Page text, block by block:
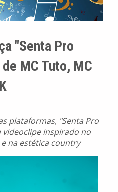
"Senta Pro
MC Tuto, MC
plataformas, "Senta Pro
videoclipe inspirado no
na estética country